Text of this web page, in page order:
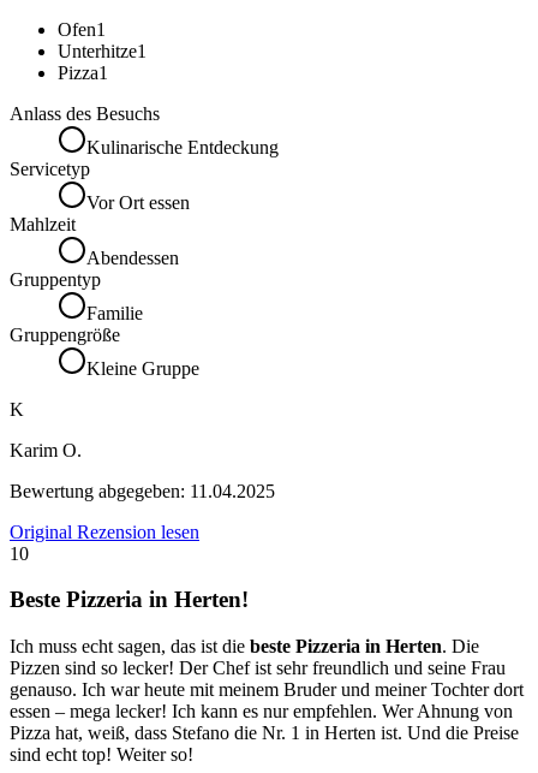
Ofen1
Unterhitze1
Pizza1
Anlass des Besuchs
Kulinarische Entdeckung
Servicetyp
Vor Ort essen
Mahlzeit
Abendessen
Gruppentyp
Familie
Gruppengröße
Kleine Gruppe
K
Karim O.
Bewertung abgegeben: 11.04.2025
Original Rezension lesen
10
Beste Pizzeria in Herten!
Ich muss echt sagen, das ist die beste Pizzeria in Herten. Die
Pizzen sind so lecker! Der Chef ist sehr freundlich und seine Frau
genauso. Ich war heute mit meinem Bruder und meiner Tochter dort
essen – mega lecker! Ich kann es nur empfehlen. Wer Ahnung von
Pizza hat, weiß, dass Stefano die Nr. 1 in Herten ist. Und die Preise
sind echt top! Weiter so!